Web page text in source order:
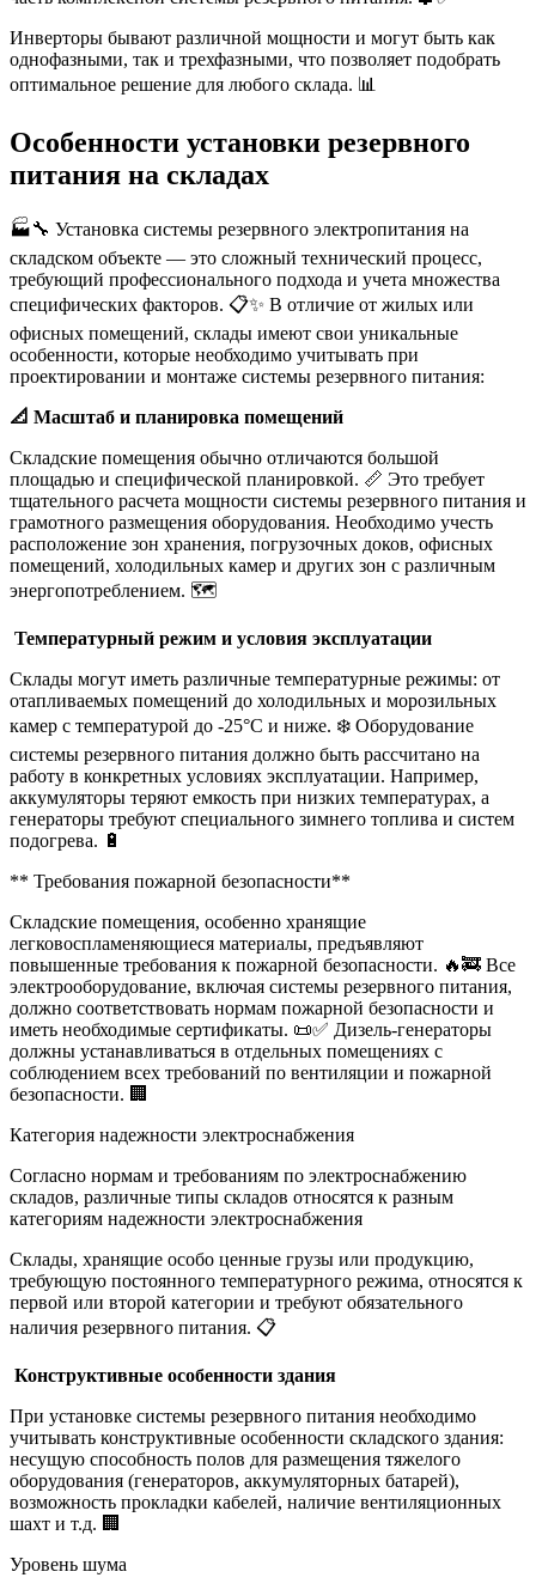
Инверторы бывают различной мощности и могут быть как
однофазными, так и трехфазными, что позволяет подобрать
оптимальное решение для любого склада. 📊
Особенности установки резервного
питания на складах
🏭🔧 Установка системы резервного электропитания на
складском объекте — это сложный технический процесс,
требующий профессионального подхода и учета множества
специфических факторов. 📋✨ В отличие от жилых или
офисных помещений, склады имеют свои уникальные
особенности, которые необходимо учитывать при
проектировании и монтаже системы резервного питания:
📐 Масштаб и планировка помещений
Складские помещения обычно отличаются большой
площадью и специфической планировкой. 📏 Это требует
тщательного расчета мощности системы резервного питания и
грамотного размещения оборудования. Необходимо учесть
расположение зон хранения, погрузочных доков, офисных
помещений, холодильных камер и других зон с различным
энергопотреблением. 🗺️
️ Температурный режим и условия эксплуатации
Склады могут иметь различные температурные режимы: от
отапливаемых помещений до холодильных и морозильных
камер с температурой до -25°C и ниже. ❄️️ Оборудование
системы резервного питания должно быть рассчитано на
работу в конкретных условиях эксплуатации. Например,
аккумуляторы теряют емкость при низких температурах, а
генераторы требуют специального зимнего топлива и систем
подогрева. 🔋
** Требования пожарной безопасности**
Складские помещения, особенно хранящие
легковоспламеняющиеся материалы, предъявляют
повышенные требования к пожарной безопасности. 🔥🚒 Все
электрооборудование, включая системы резервного питания,
должно соответствовать нормам пожарной безопасности и
иметь необходимые сертификаты. 📜✅ Дизель-генераторы
должны устанавливаться в отдельных помещениях с
соблюдением всех требований по вентиляции и пожарной
безопасности. 🏢
Категория надежности электроснабжения
Согласно нормам и требованиям по электроснабжению
складов, различные типы складов относятся к разным
категориям надежности электроснабжения
Склады, хранящие особо ценные грузы или продукцию,
требующую постоянного температурного режима, относятся к
первой или второй категории и требуют обязательного
наличия резервного питания. 📋
️ Конструктивные особенности здания
При установке системы резервного питания необходимо
учитывать конструктивные особенности складского здания:
несущую способность полов для размещения тяжелого
оборудования (генераторов, аккумуляторных батарей),
возможность прокладки кабелей, наличие вентиляционных
шахт и т.д. 🏢
Уровень шума